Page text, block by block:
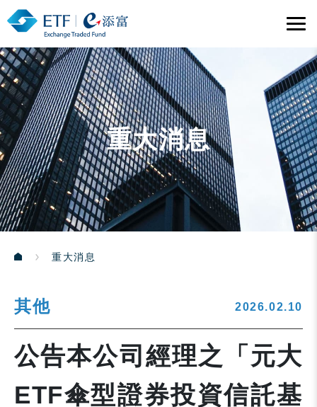
重大消息
重大消息
其他 2026.02.10
公告本公司經理之「元大
ETF傘型證券投資信託基